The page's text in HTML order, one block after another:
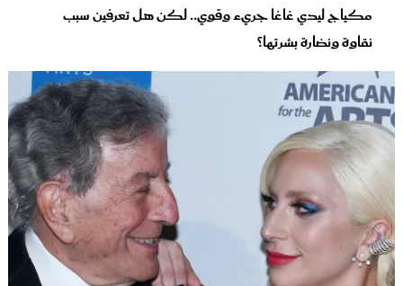
مكياج ليدي غاغا جريء وقوي.. لكن هل تعرفين سبب
نقاوة ونضارة بشرتها؟